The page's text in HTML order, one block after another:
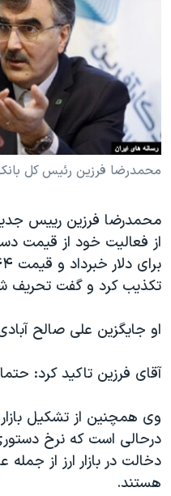
فرهنگ و زندگی
حقوق شهروندی
اقتصادی
علم و فناوری
اسرائیل در جنگ
گالری عکس
مستندها
انتخابات ریاست جمهوری آمریکا
حمله جمهوری اسلامی به
رمز مهسا
ورزش زنان در ایران
اعتراضات زن، زندگی، آزادی
تریبونال مردمی آبان ۹۸
دادگاه حمید نوری
چهل سال گروگان‌گیری
اعتراضات مردمی آبان ۹۸
اسرائیل در جنگ
همایش محافظه‌کاران آمریکا
صفحه‌های ویژه
سفر پرزیدنت ترامپ به چین
دنبال کنید
زبانهای مختلف
محمدرضا فرزین رئیس کل
محمدرضا فرزین رییس
تکذیب کرد و گفت تحریف
او جایگزین علی صالح
آقای فرزین تاکید کرد:
وی همچنین از تشکیل
درحالی است که نرخ
دخالت در بازار ارز از جمله
هستند.